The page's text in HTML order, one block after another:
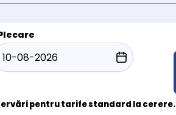
pentru tarife standard la cerere.